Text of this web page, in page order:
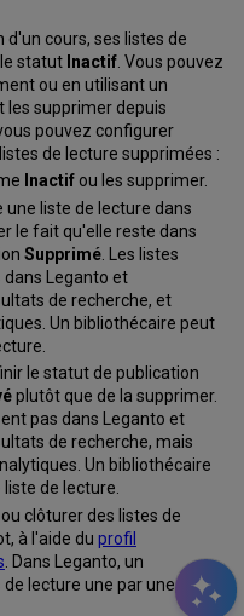
d'un cours, ses listes de
statut Inactif. Vous pouvez
ou en utilisant un
supprimer depuis
pouvez configurer
de lecture supprimées :
Inactifou les supprimer.
liste de lecture dans
le fait qu'elle reste dans
Supprimé. Les listes
Leganto et
de recherche, et
Un bibliothécaire peut
le statut de publication
plutôt que de la supprimer.
pas dans Leganto et
de recherche, mais
Un bibliothécaire
de lecture.
clôturer des listes de
à l'aide du profil
. Dans Leganto, un
lecture une par une.